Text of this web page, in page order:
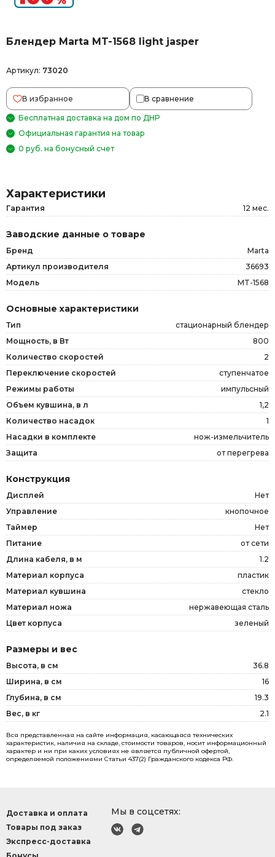
Блендер Marta MT-1568 light jasper
Артикул: 73020
В избранное В сравнение
Бесплатная доставка на дом по ДНР
Официальная гарантия на товар
0 руб. на бонусный счет
Характеристики
Гарантия 12 мес.
Заводские данные о товаре
Бренд
Marta
Артикул производителя
36693
Модель
MT-1568
Основные характеристики
Тип
стационарный блендер
Мощность, в Вт
800
Количество скоростей
2
Переключение скоростей
ступенчатое
Режимы работы
импульсный
Объем кувшина, в л
1,2
Количество насадок
1
Насадки в комплекте
нож-измельчитель
Защита
от перегрева
Конструкция
Дисплей
Нет
Управление
кнопочное
Таймер
Нет
Питание
от сети
Длина кабеля, в м
1.2
Материал корпуса
пластик
Материал кувшина
стекло
Материал ножа
нержавеющая сталь
Цвет корпуса
зеленый
Размеры и вес
Высота, в см
36.8
Ширина, в см
16
Глубина, в см
19.3
Вес, в кг
2.1
Вся представленная на сайте информация, касающаяся технических
характеристик, наличия на складе, стоимости товаров, носит информационный
характер и ни при каких условиях не является публичной офертой,
определяемой положениями Статьи 437(2) Гражданского кодекса РФ.
Мы в соцсетях:
Доставка и оплата
Товары под заказ
Экспресс-доставка